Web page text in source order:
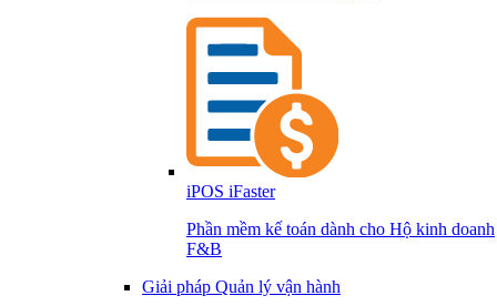
iPOS iFaster
Phần mềm kế toán dành cho Hộ kinh doanh
F&B
Giải pháp Quản lý vận hành